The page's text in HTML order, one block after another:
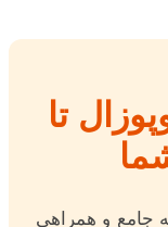
تا
جامع و همراهی